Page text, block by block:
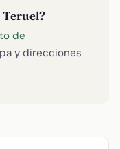
de
y direcciones